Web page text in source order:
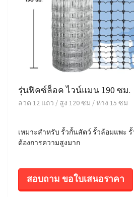
รุ่นฟิคซ์ล็อค ไวน์แมน 190 ซม.
ลวด 12 แถว / สูง 120 ซม / ห่าง 15 ซม
เหมาะสำหรับ รั้วกั้นสัตว์ รั้วล้อมแพะ
ต้องการความสูงมาก
สอบถาม ขอใบเสนอราคา